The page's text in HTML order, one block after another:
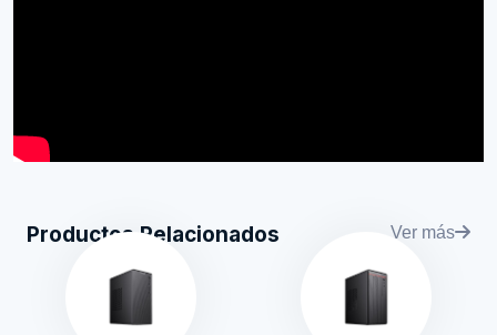
Productos Relacionados Ver más